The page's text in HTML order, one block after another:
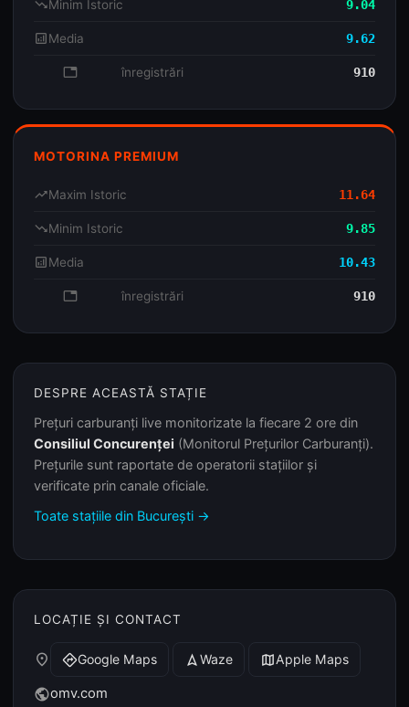
trending_downMinim Istoric 9.04
analyticsMedia 9.62
database înregistrări 910
MOTORINA PREMIUM
trending_upMaxim Istoric 11.64
trending_downMinim Istoric 9.85
analyticsMedia 10.43
database înregistrări 910
DESPRE ACEASTĂ STAȚIE
Prețuri carburanți live monitorizate la fiecare 2 ore din
Consiliul Concurenței (Monitorul Prețurilor Carburanți).
Prețurile sunt raportate de operatorii stațiilor și
verificate prin canale oficiale.
Toate stațiile din București →
LOCAȚIE ȘI CONTACT
place directionsGoogle Maps navigation Waze mapApple Maps
publicomv.com